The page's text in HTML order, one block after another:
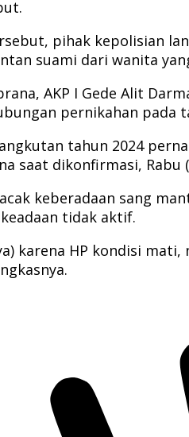
pihak kepolisian
suami dari wanita
AKP I Gede Alit
pernikahan pada
tahun 2024
saat dikonfirmasi, Rabu
keberadaan sang
tidak aktif.
karena HP kondisi